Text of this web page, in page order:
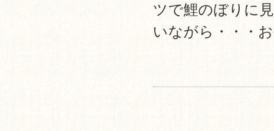
ツで鯉のぼりに
いながら・・・